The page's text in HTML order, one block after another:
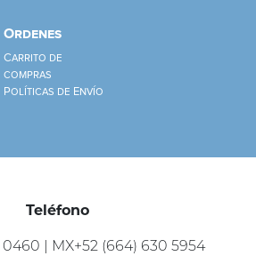
Ordenes
Carrito de
compras
Políticas de Envío
Teléfono
0460 | MX+52 (664) 630 5954